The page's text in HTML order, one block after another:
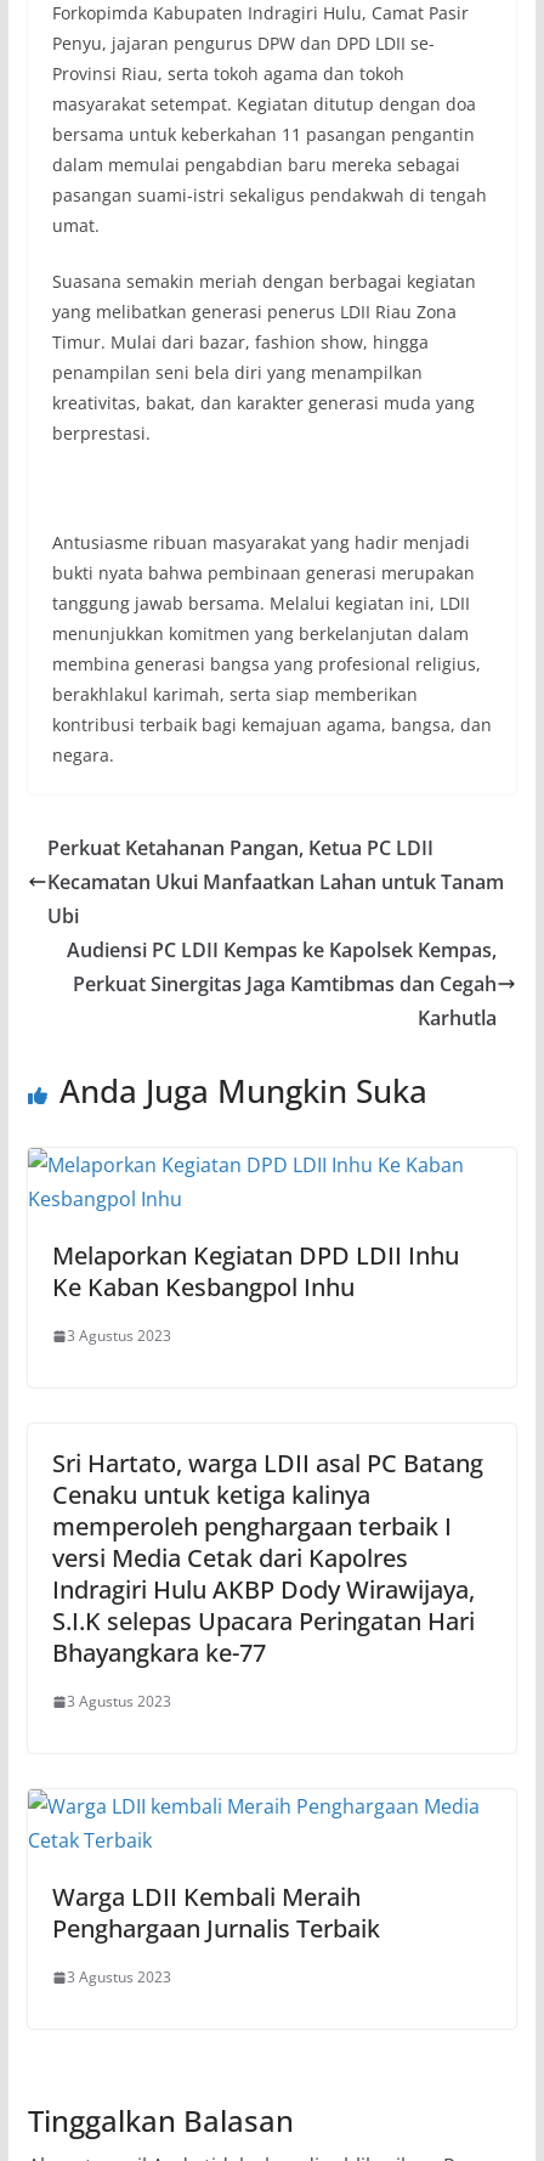
Forkopimda Kabupaten Indragiri Hulu, Camat Pasir
Penyu, jajaran pengurus DPW dan DPD LDII se-
Provinsi Riau, serta tokoh agama dan tokoh
masyarakat setempat. Kegiatan ditutup dengan doa
bersama untuk keberkahan 11 pasangan pengantin
dalam memulai pengabdian baru mereka sebagai
pasangan suami-istri sekaligus pendakwah di tengah
umat.
Suasana semakin meriah dengan berbagai kegiatan
yang melibatkan generasi penerus LDII Riau Zona
Timur. Mulai dari bazar, fashion show, hingga
penampilan seni bela diri yang menampilkan
kreativitas, bakat, dan karakter generasi muda yang
berprestasi.
Antusiasme ribuan masyarakat yang hadir menjadi
bukti nyata bahwa pembinaan generasi merupakan
tanggung jawab bersama. Melalui kegiatan ini, LDII
menunjukkan komitmen yang berkelanjutan dalam
membina generasi bangsa yang profesional religius,
berakhlakul karimah, serta siap memberikan
kontribusi terbaik bagi kemajuan agama, bangsa, dan
negara.
Perkuat Ketahanan Pangan, Ketua PC LDII
Kecamatan Ukui Manfaatkan Lahan untuk Tanam
Ubi
Audiensi PC LDII Kempas ke Kapolsek Kempas,
Perkuat Sinergitas Jaga Kamtibmas dan Cegah
Karhutla
Anda Juga Mungkin Suka
Melaporkan Kegiatan DPD LDII Inhu
Ke Kaban Kesbangpol Inhu
3 Agustus 2023
Sri Hartato, warga LDII asal PC Batang
Cenaku untuk ketiga kalinya
memperoleh penghargaan terbaik I
versi Media Cetak dari Kapolres
Indragiri Hulu AKBP Dody Wirawijaya,
S.I.K selepas Upacara Peringatan Hari
Bhayangkara ke-77
3 Agustus 2023
Warga LDII Kembali Meraih
Penghargaan Jurnalis Terbaik
3 Agustus 2023
Tinggalkan Balasan